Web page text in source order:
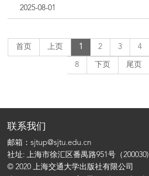
2025-08-01
首页 上页 1 2 3 4
8 下页 尾页
联系我们
邮箱：sjtup@sjtu.edu.cn
社址: 上海市徐汇区番禺路951号（200030)
© 2020 上海交通大学出版社有限公司